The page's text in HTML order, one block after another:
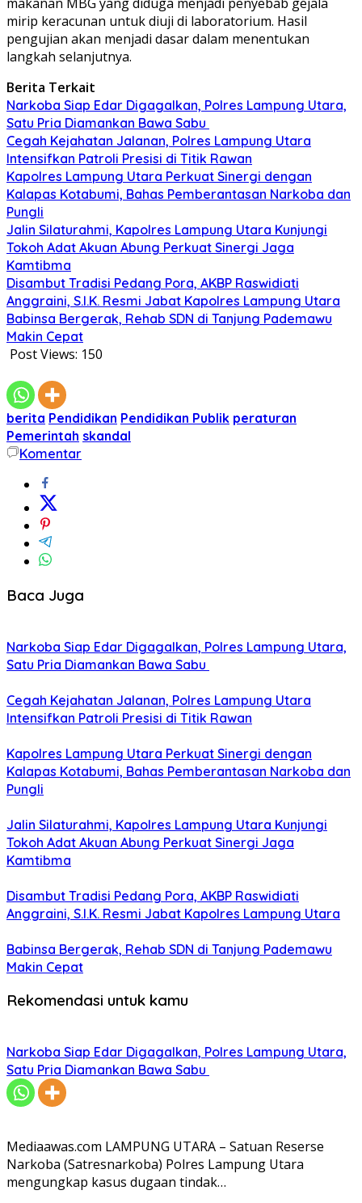
mirip keracunan untuk diuji di laboratorium. Hasil
pengujian akan menjadi dasar dalam menentukan
langkah selanjutnya.
Berita Terkait
Narkoba Siap Edar Digagalkan, Polres Lampung Utara,
Satu Pria Diamankan Bawa Sabu
Cegah Kejahatan Jalanan, Polres Lampung Utara
Intensifkan Patroli Presisi di Titik Rawan
Kapolres Lampung Utara Perkuat Sinergi dengan
Kalapas Kotabumi, Bahas Pemberantasan Narkoba dan
Pungli
Jalin Silaturahmi, Kapolres Lampung Utara Kunjungi
Tokoh Adat Akuan Abung Perkuat Sinergi Jaga
Kamtibma
Disambut Tradisi Pedang Pora, AKBP Raswidiati
Anggraini, S.I.K. Resmi Jabat Kapolres Lampung Utara
Babinsa Bergerak, Rehab SDN di Tanjung Pademawu
Makin Cepat
Post Views: 150
berita Pendidikan Pendidikan Publik peraturan
Pemerintah skandal
Komentar
Baca Juga
Narkoba Siap Edar Digagalkan, Polres Lampung Utara,
Satu Pria Diamankan Bawa Sabu
Cegah Kejahatan Jalanan, Polres Lampung Utara
Intensifkan Patroli Presisi di Titik Rawan
Kapolres Lampung Utara Perkuat Sinergi dengan
Kalapas Kotabumi, Bahas Pemberantasan Narkoba dan
Pungli
Jalin Silaturahmi, Kapolres Lampung Utara Kunjungi
Tokoh Adat Akuan Abung Perkuat Sinergi Jaga
Kamtibma
Disambut Tradisi Pedang Pora, AKBP Raswidiati
Anggraini, S.I.K. Resmi Jabat Kapolres Lampung Utara
Babinsa Bergerak, Rehab SDN di Tanjung Pademawu
Makin Cepat
Rekomendasi untuk kamu
Narkoba Siap Edar Digagalkan, Polres Lampung Utara,
Satu Pria Diamankan Bawa Sabu
Mediaawas.com LAMPUNG UTARA – Satuan Reserse
Narkoba (Satresnarkoba) Polres Lampung Utara
mengungkap kasus dugaan tindak…